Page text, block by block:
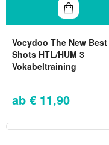
Vocydoo The New Best
Shots HTL/HUM 3
Vokabeltraining
€ 11,90